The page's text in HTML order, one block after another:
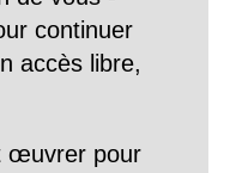
continuer
accès libre,
œuvrer pour